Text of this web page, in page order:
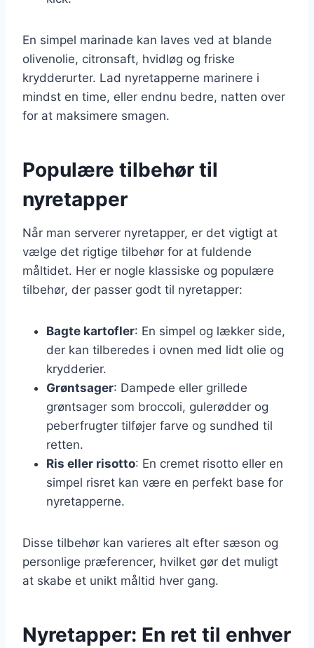
En simpel marinade kan laves ved at blande
olivenolie, citronsaft, hvidløg og friske
krydderurter. Lad nyretapperne marinere i
mindst en time, eller endnu bedre, natten over
for at maksimere smagen.
Populære tilbehør til
nyretapper
Når man serverer nyretapper, er det vigtigt at
vælge det rigtige tilbehør for at fuldende
måltidet. Her er nogle klassiske og populære
tilbehør, der passer godt til nyretapper:
Bagte kartofler: En simpel og lækker side,
der kan tilberedes i ovnen med lidt olie og
krydderier.
Grøntsager: Dampede eller grillede
grøntsager som broccoli, gulerødder og
peberfrugter tilføjer farve og sundhed til
retten.
Ris eller risotto: En cremet risotto eller en
simpel risret kan være en perfekt base for
nyretapperne.
Disse tilbehør kan varieres alt efter sæson og
personlige præferencer, hvilket gør det muligt
at skabe et unikt måltid hver gang.
Nyretapper: En ret til enhver